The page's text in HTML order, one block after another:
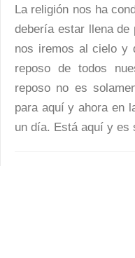
La religión nos ha
debería estar llena
nos iremos al cielo y
reposo de todos
reposo no es
para aquí y ahora en
un día. Está aquí y es